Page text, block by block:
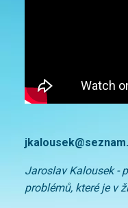
Jaroslav Kalousek -
problémů, které je v